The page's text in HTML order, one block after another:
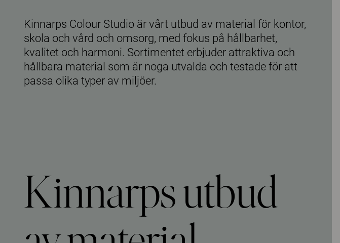
Kinnarps Colour Studio är vårt utbud av material för kontor,
skola och vård och omsorg, med fokus på hållbarhet,
kvalitet och harmoni. Sortimentet erbjuder attraktiva och
hållbara material som är noga utvalda och testade för att
passa olika typer av miljöer.
Kinnarps utbud